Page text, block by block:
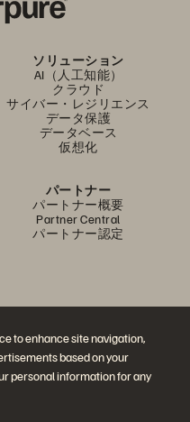
to enhance site navigation,
based on your
personal information for any
ソリューション
AI（人工知能）
クラウド
サイバー・レジリエンス
データ保護
データベース
仮想化
パートナー
パートナー概要
Partner Central
パートナー認定
ご相談・お問い合わせ
認定プログラム